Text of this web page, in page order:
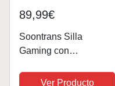
89,99€
Soontrans Silla
Gaming con
Gamer con
Ver Producto